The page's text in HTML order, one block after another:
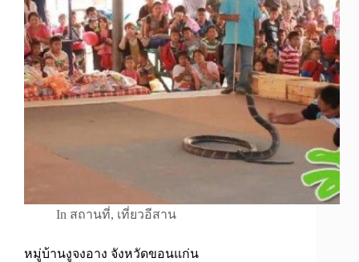
In สถานที่, เที่ยวอีสาน
หมู่บ้านงูจงอาง จังหวัดขอนแก่น